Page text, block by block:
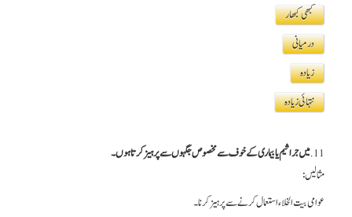
کبھی کبھار
درمیانی
زیادہ
نتہائی زیادہ
11. میں جراثیم یا بیماری کے خوف سے مخصوص جگہوں سے پرہیز کرتا ہوں۔
مثالیں:
عوامی بیت الخلاء استعمال کرنے سے پرہیز کرنا۔